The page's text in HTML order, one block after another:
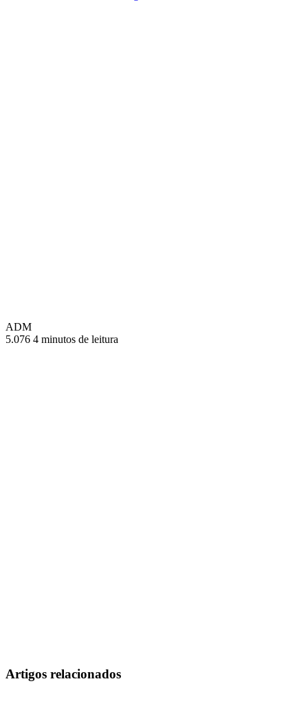
ADM
5.076 4 minutos de leitura
Artigos relacionados